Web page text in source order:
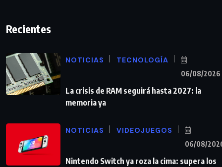
Recientes
NOTICIAS TECNOLOGÍA
06/08/2026
La crisis de RAM seguirá hasta 2027: la
memoria ya
NOTICIAS VIDEOJUEGOS
06/08/
Nintendo Switch ya roza la cima: supera los